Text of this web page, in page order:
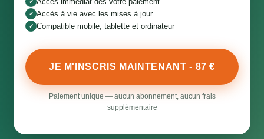
✓ Accès à vie avec les mises à jour
✓ Compatible mobile, tablette et ordinateur
JE M'INSCRIS MAINTENANT - 87 €
Paiement unique — aucun abonnement, aucun frais
supplémentaire